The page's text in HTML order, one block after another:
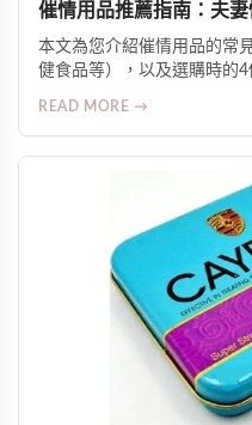
催情用品推薦指南：夫
本文為您介紹催情用品的常
健食品等），以及選購時的
READ MORE →